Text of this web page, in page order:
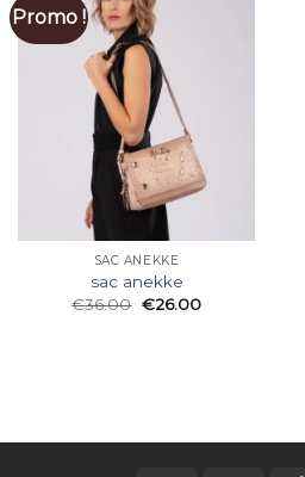
Promo !
SAC ANEKKE
sac anekke
€36.00 €26.00